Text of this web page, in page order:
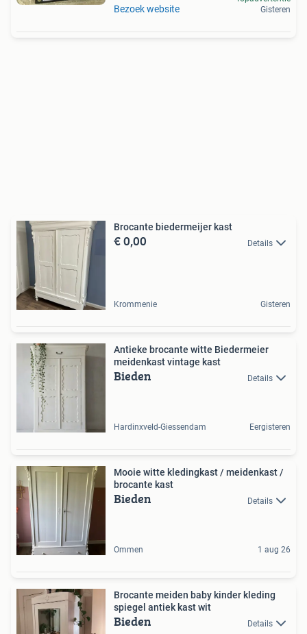
Bezoek website
Gisteren
Brocante biedermeijer kast
€ 0,00 Details
Krommenie Gisteren
Antieke brocante witte Biedermeier
meidenkast vintage kast
Bieden Details
Hardinxveld-Giessendam Eergisteren
Mooie witte kledingkast / meidenkast /
brocante kast
Bieden Details
Ommen 1 aug 26
Brocante meiden baby kinder kleding
spiegel antiek kast wit
Bieden Details